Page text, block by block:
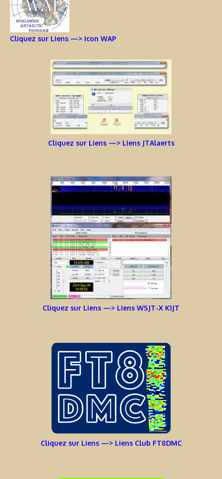
Cliquez sur Liens —> Icon WAP
Cliquez sur Liens —> Liens JTAlaerts
Cliquez sur Liens —> Liens WSJT-X K1JT
Cliquez sur Liens —> Liens Club FT8DMC